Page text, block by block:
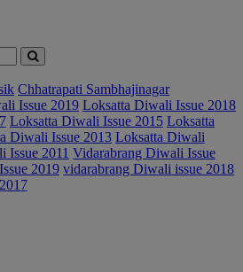
Chhatrapati Sambhajinagar
Issue 2019 Loksatta Diwali Issue 2018
Loksatta Diwali Issue 2015 Loksatta
Diwali Issue 2013 Loksatta Diwali
Issue 2011 Vidarabrang Diwali Issue
2019 vidarabrang Diwali issue 2018